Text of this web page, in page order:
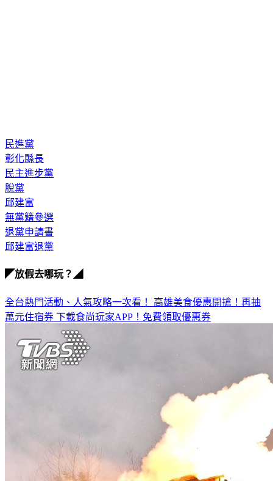
彰化縣長
民主進步黨
脫黨
邱建富
無黨籍參選
退黨申請書
邱建富退黨
萬元住宿券下載食尚玩家APP！免費領取優惠券